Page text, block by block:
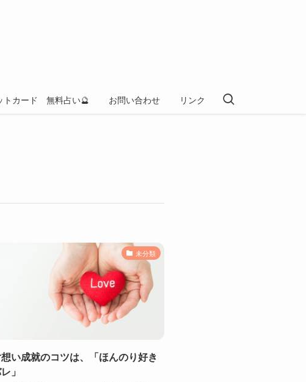
トカード 無料占い🔮 お問い合わせ リンク
未分類
い成就のコツは、「ほんのり好き
」